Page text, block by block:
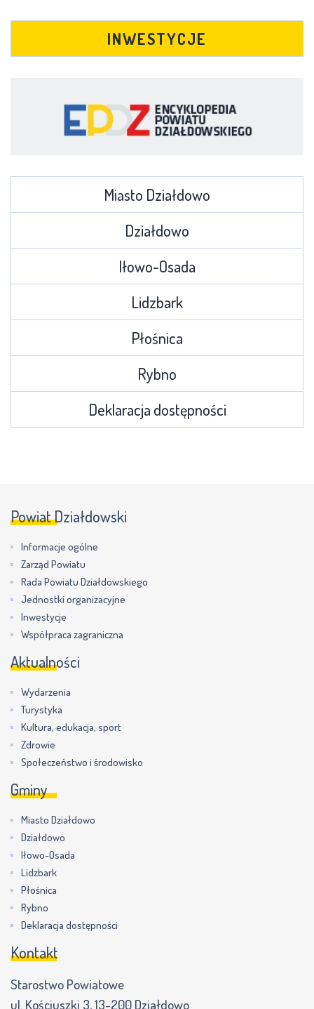
INWESTYCJE
Miasto Działdowo
Działdowo
Iłowo-Osada
Lidzbark
Płośnica
Rybno
Deklaracja dostępności
Powiat Działdowski
Informacje ogólne
Zarząd Powiatu
Rada Powiatu Działdowskiego
Jednostki organizacyjne
Inwestycje
Współpraca zagraniczna
Aktualności
Wydarzenia
Turystyka
Kultura, edukacja, sport
Zdrowie
Społeczeństwo i środowisko
Gminy
Miasto Działdowo
Działdowo
Iłowo-Osada
Lidzbark
Płośnica
Rybno
Deklaracja dostępności
Kontakt
Starostwo Powiatowe
ul. Kościuszki 3, 13-200 Działdowo